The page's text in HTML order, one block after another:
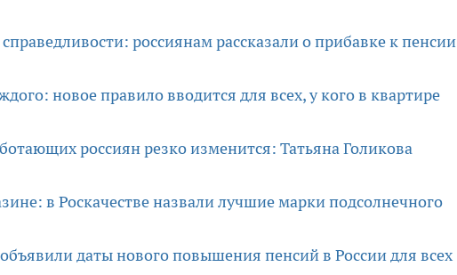
россиянам рассказали о прибавке к пенсии
новое правило вводится для всех, у кого в квартире
россиян резко изменится: Татьяна Голикова
в Роскачестве назвали лучшие марки подсолнечного
даты нового повышения пенсий в России для всех